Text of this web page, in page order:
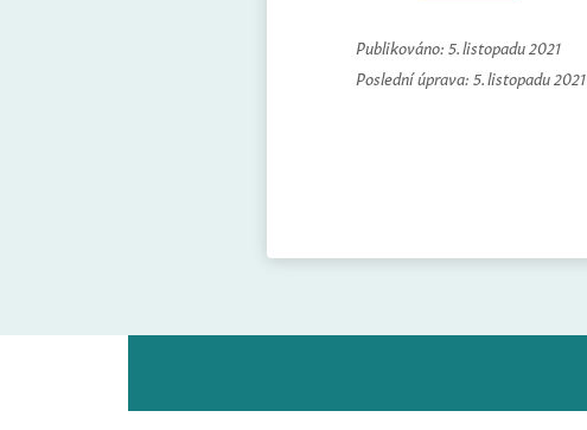
Publikováno: 5. listopadu 2021
Poslední úprava: 5. listopadu 2021